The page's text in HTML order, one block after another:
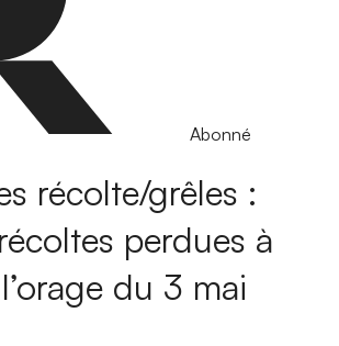
Abonné
récolte/grêles :
perdues à
du 3 mai